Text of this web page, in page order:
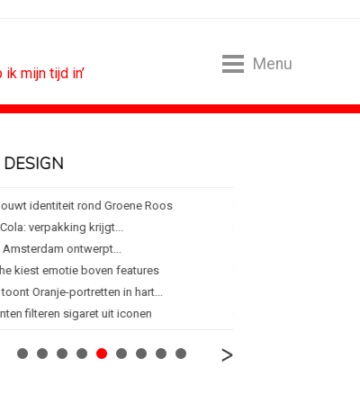
mijn tijd in’
Menu
DESIGN
identiteit rond Groene Roos
verpakking krijgt...
Amsterdam ontwerpt...
kiest emotie boven features
toont Oranje-portretten in hart...
filteren sigaret uit iconen